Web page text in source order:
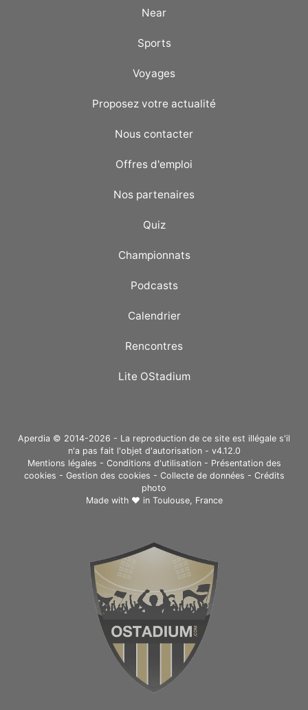
Near
Sports
Voyages
Proposez votre actualité
Nous contacter
Offres d'emploi
Nos partenaires
Quiz
Championnats
Podcasts
Calendrier
Rencontres
Lite OStadium
Aperdia © 2014-2026 - La reproduction de ce site est illégale s'il
n'a pas fait l'objet d'autorisation - v4.12.0
Mentions légales - Conditions d'utilisation- Présentation des
cookies - Gestion des cookies - Collecte de données - Crédits
photo
Made with ❤ in Toulouse, France